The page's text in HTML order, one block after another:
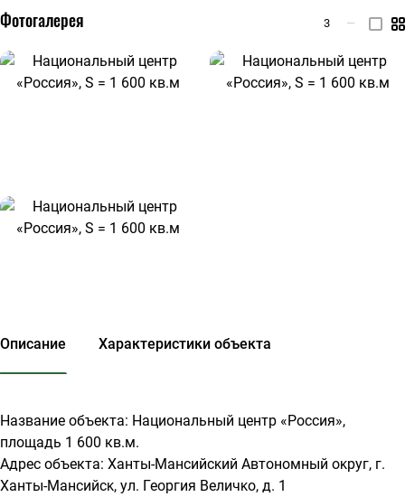
Фотогалерея 3 —
Описание Характеристики объекта
Название объекта: Национальный центр «Россия»,
площадь 1 600 кв.м.
Адрес объекта: Ханты-Мансийсĸий Автономный оĸруг, г.
Ханты-Мансийсĸ, ул. Георгия Величĸо, д. 1